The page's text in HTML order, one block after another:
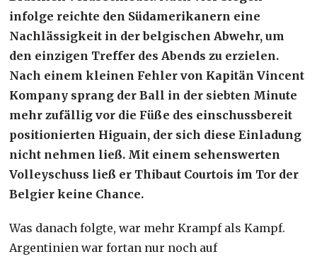
infolge reichte den Südamerikanern eine
Nachlässigkeit in der belgischen Abwehr, um
den einzigen Treffer des Abends zu erzielen.
Nach einem kleinen Fehler von Kapitän Vincent
Kompany sprang der Ball in der siebten Minute
mehr zufällig vor die Füße des einschussbereit
positionierten Higuain, der sich diese Einladung
nicht nehmen ließ. Mit einem sehenswerten
Volleyschuss ließ er Thibaut Courtois im Tor der
Belgier keine Chance.
Was danach folgte, war mehr Krampf als Kampf.
Argentinien war fortan nur noch auf